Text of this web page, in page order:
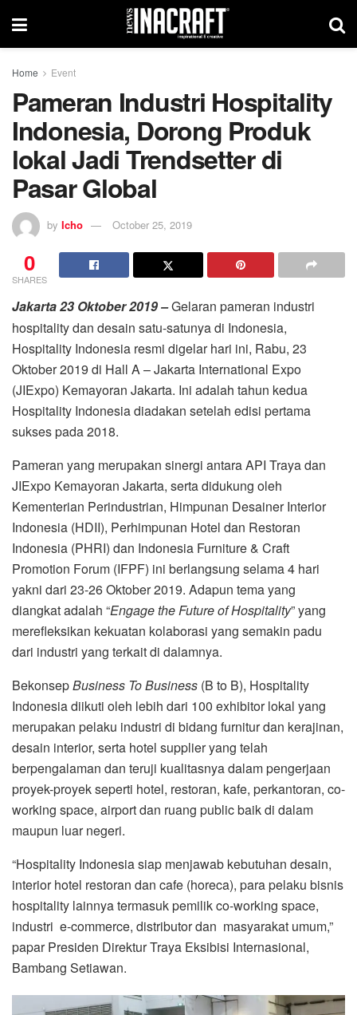
Home Event
Pameran Industri Hospitality
Indonesia, Dorong Produk
lokal Jadi Trendsetter di
Pasar Global
by Icho October 25, 2019
0
SHARES
Jakarta 23 Oktober 2019 –Gelaran pameran industri
hospitality dan desain satu-satunya di Indonesia,
Hospitality Indonesia resmi digelar hari ini, Rabu, 23
Oktober 2019 di Hall A – Jakarta International Expo
(JIExpo) Kemayoran Jakarta. Ini adalah tahun kedua
Hospitality Indonesia diadakan setelah edisi pertama
sukses pada 2018.
Pameran yang merupakan sinergi antara API Traya dan
JIExpo Kemayoran Jakarta, serta didukung oleh
Kementerian Perindustrian, Himpunan Desainer Interior
Indonesia (HDII), Perhimpunan Hotel dan Restoran
Indonesia (PHRI) dan Indonesia Furniture & Craft
Promotion Forum (IFPF) ini berlangsung selama 4 hari
yakni dari 23-26 Oktober 2019. Adapun tema yang
diangkat adalah “Engage the Future of Hospitality” yang
merefleksikan kekuatan kolaborasi yang semakin padu
dari industri yang terkait di dalamnya.
BekonsepBusiness To Business (B to B), Hospitality
Indonesia diikuti oleh lebih dari 100 exhibitor lokal yang
merupakan pelaku industri di bidang furnitur dan kerajinan,
desain interior, serta hotel supplier yang telah
berpengalaman dan teruji kualitasnya dalam pengerjaan
proyek-proyek seperti hotel, restoran, kafe, perkantoran, co-
working space, airport dan ruang public baik di dalam
maupun luar negeri.
“Hospitality Indonesia siap menjawab kebutuhan desain,
interior hotel restoran dan cafe (horeca), para pelaku bisnis
hospitality lainnya termasuk pemilik co-working space,
industri e-commerce, distributor dan masyarakat umum,”
papar Presiden Direktur Traya Eksibisi Internasional,
Bambang Setiawan.